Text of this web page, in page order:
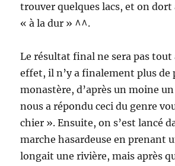
trouver quelques lacs, et on dort
« à la dur » ^^.
Le résultat final ne sera pas tout
effet, il n’y a finalement plus de
monastère, d’après un moine
nous a répondu ceci du genre
chier ». Ensuite, on s’est lancé
marche hasardeuse en prenant
longait une rivière, mais après